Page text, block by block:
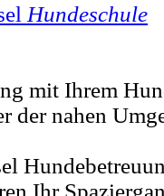
Hundeschule
mit Ihrem
der nahen
Ihr